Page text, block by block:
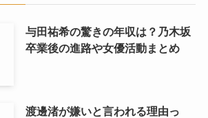
与田祐希の驚きの年収は？乃木坂
卒業後の進路や女優活動まとめ
渡邊渚が嫌いと言われる理由っ